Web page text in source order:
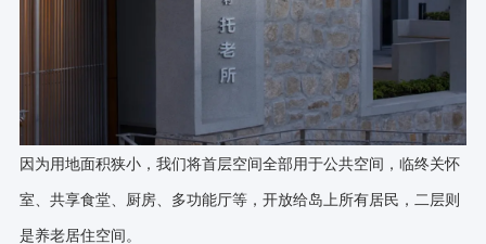
因为用地面积狭小，我们将首层空间全部用于公共空间，临终关怀
室、共享食堂、厨房、多功能厅等，开放给岛上所有居民，二层则
是养老居住空间。